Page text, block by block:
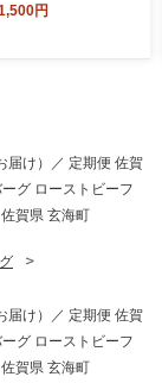
ス 薄切り スライ
円
届け）／ 定期便 佐賀
グ ローストビーフ
賀県 玄海町
届け）／ 定期便 佐賀
グ ローストビーフ
賀県 玄海町